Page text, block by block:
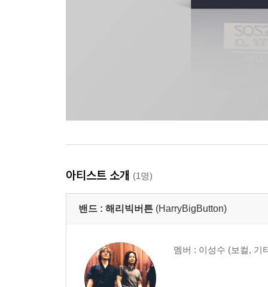
아티스트 소개 (1명)
밴드 : 해리빅버튼 (HarryBigButton)
멤버 : 이성수 (보컬, 기